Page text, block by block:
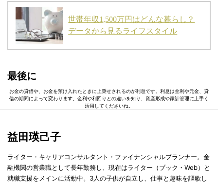
世帯年収1,500万円はどんな暮らし？
データから見るライフスタイル
最後に
お金の貸借や、お金を預け入れたときに上乗せされるのが利息です。利息は金利や元金、貸
借の期間によって変わります。金利や利回りとの違いを知り、資産形成や家計管理に上手く
活用してくださいね。
益田瑛己子
ライター・キャリアコンサルタント・ファイナンシャルプランナー。金
融機関の営業職として長年勤務し、現在はライター（ブック・Web）と
就職支援をメインに活動中。3人の子供が自立し、仕事と趣味を謳歌し